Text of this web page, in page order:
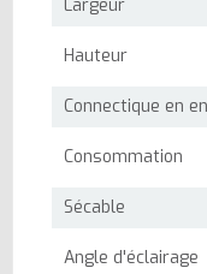
Largeur
Hauteur
Connectique en
Consommation
Sécable
Angle d'éclairage